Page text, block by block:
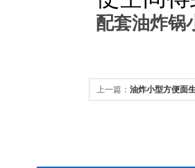
配套油炸锅
上一篇： 油炸小型方便面